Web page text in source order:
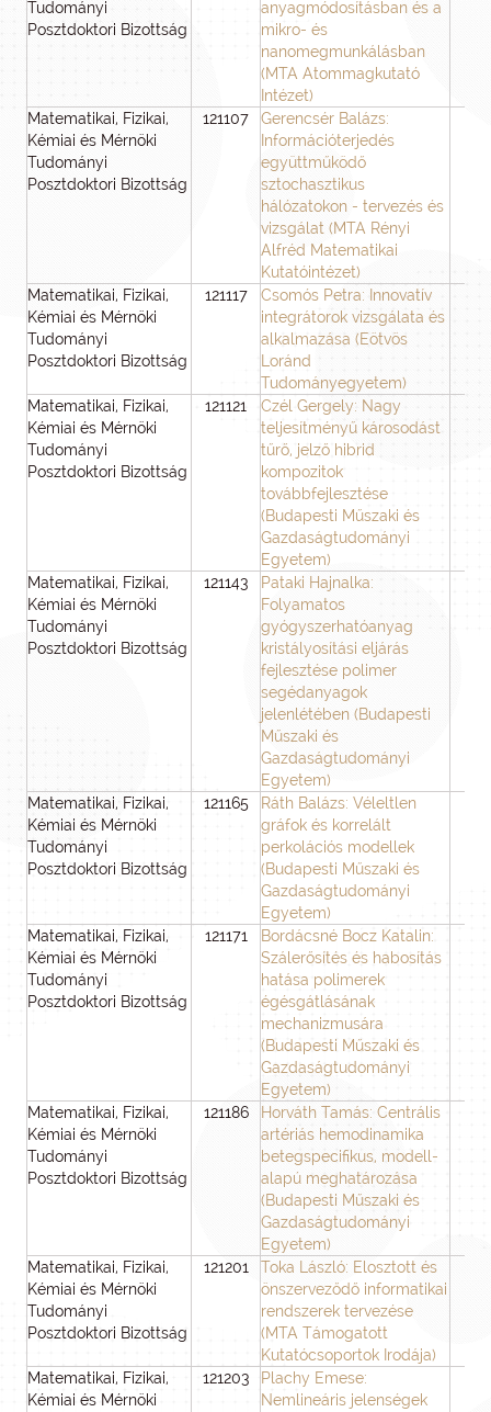
Tudományi
Posztdoktori Bizottság
anyagmódosításban és a
mikro- és
nanomegmunkálásban
(MTA Atommagkutató
Intézet)
Matematikai, Fizikai,
Kémiai és Mérnöki
Tudományi
Posztdoktori Bizottság
121107
Gerencsér Balázs:
Információterjedés
együttműködő
sztochasztikus
hálózatokon - tervezés és
vizsgálat (MTA Rényi
Alfréd Matematikai
Kutatóintézet)
Matematikai, Fizikai,
Kémiai és Mérnöki
Tudományi
Posztdoktori Bizottság
121117
Csomós Petra: Innovatív
integrátorok vizsgálata és
alkalmazása (Eötvös
Loránd
Tudományegyetem)
Matematikai, Fizikai,
Kémiai és Mérnöki
Tudományi
Posztdoktori Bizottság
121121
Czél Gergely: Nagy
teljesítményű károsodást
tűrő, jelző hibrid
kompozitok
továbbfejlesztése
(Budapesti Műszaki és
Gazdaságtudományi
Egyetem)
Matematikai, Fizikai,
Kémiai és Mérnöki
Tudományi
Posztdoktori Bizottság
121143
Pataki Hajnalka:
Folyamatos
gyógyszerhatóanyag
kristályosítási eljárás
fejlesztése polimer
segédanyagok
jelenlétében (Budapesti
Műszaki és
Gazdaságtudományi
Egyetem)
Matematikai, Fizikai,
Kémiai és Mérnöki
Tudományi
Posztdoktori Bizottság
121165
Ráth Balázs: Véleltlen
gráfok és korrelált
perkolációs modellek
(Budapesti Műszaki és
Gazdaságtudományi
Egyetem)
Matematikai, Fizikai,
Kémiai és Mérnöki
Tudományi
Posztdoktori Bizottság
121171
Bordácsné Bocz Katalin:
Szálerősítés és habosítás
hatása polimerek
égésgátlásának
mechanizmusára
(Budapesti Műszaki és
Gazdaságtudományi
Egyetem)
Matematikai, Fizikai,
Kémiai és Mérnöki
Tudományi
Posztdoktori Bizottság
121186
Horváth Tamás: Centrális
artériás hemodinamika
betegspecifikus, modell-
alapú meghatározása
(Budapesti Műszaki és
Gazdaságtudományi
Egyetem)
Matematikai, Fizikai,
Kémiai és Mérnöki
Tudományi
Posztdoktori Bizottság
121201
Toka László: Elosztott és
önszerveződő informatikai
rendszerek tervezése
(MTA Támogatott
Kutatócsoportok Irodája)
Matematikai, Fizikai,
Kémiai és Mérnöki
121203
Plachy Emese:
Nemlineáris jelenségek